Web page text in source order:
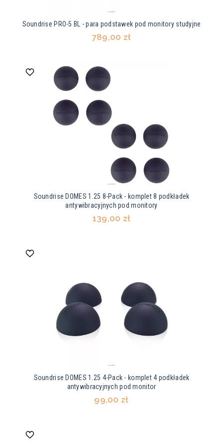
Soundrise PRO-5 BL - para podstawek pod monitory studyjne
789,00 zł
Soundrise DOMES 1.25 8-Pack - komplet 8 podkładek
antywibracyjnych pod monitory
139,00 zł
Soundrise DOMES 1.25 4-Pack - komplet 4 podkładek
antywibracyjnych pod monitor
99,00 zł